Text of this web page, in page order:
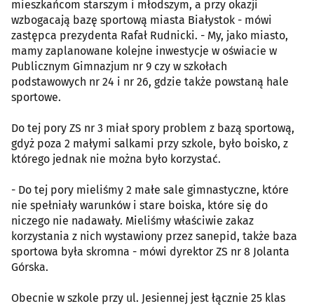
mieszkańcom starszym i młodszym, a przy okazji
wzbogacają bazę sportową miasta Białystok - mówi
zastępca prezydenta Rafał Rudnicki. - My, jako miasto,
mamy zaplanowane kolejne inwestycje w oświacie w
Publicznym Gimnazjum nr 9 czy w szkołach
podstawowych nr 24 i nr 26, gdzie także powstaną hale
sportowe.
Do tej pory ZS nr 3 miał spory problem z bazą sportową,
gdyż poza 2 małymi salkami przy szkole, było boisko, z
którego jednak nie można było korzystać.
- Do tej pory mieliśmy 2 małe sale gimnastyczne, które
nie spełniały warunków i stare boiska, które się do
niczego nie nadawały. Mieliśmy właściwie zakaz
korzystania z nich wystawiony przez sanepid, także baza
sportowa była skromna - mówi dyrektor ZS nr 8 Jolanta
Górska.
Obecnie w szkole przy ul. Jesiennej jest łącznie 25 klas